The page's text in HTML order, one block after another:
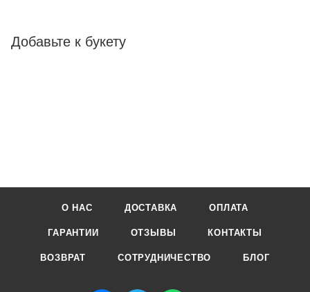
Добавьте к букету
О НАС ДОСТАВКА ОПЛАТА
ГАРАНТИИ ОТЗЫВЫ КОНТАКТЫ
ВОЗВРАТ СОТРУДНИЧЕСТВО БЛОГ